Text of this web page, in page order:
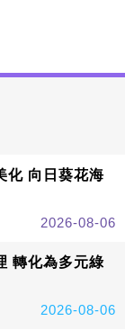
化 向日葵花海
2026-08-06
轉化為多元綠
2026-08-06